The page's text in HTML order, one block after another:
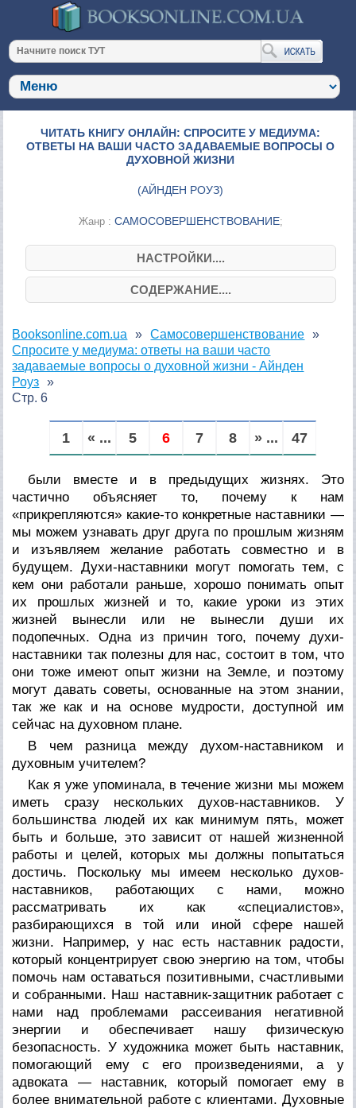
ЧИТАТЬ КНИГУ ОНЛАЙН: СПРОСИТЕ У МЕДИУМА:
ОТВЕТЫ НА ВАШИ ЧАСТО ЗАДАВАЕМЫЕ ВОПРОСЫ О
ДУХОВНОЙ ЖИЗНИ
(АЙНДЕН РОУЗ)
Жанр : САМОСОВЕРШЕНСТВОВАНИЕ;
НАСТРОЙКИ....
СОДЕРЖАНИЕ....
Booksonline.com.ua
Самосовершенствование
Спросите у медиума: ответы на ваши часто
задаваемые вопросы о духовной жизни - Айнден
Роуз
Стр. 6
1 « ... 5 6 7 8 » ... 47
были вместе и в предыдущих жизнях. Это
частично объясняет то, почему к нам
«прикрепляются» какие-то конкретные наставники —
мы можем узнавать друг друга по прошлым жизням
и изъявляем желание работать совместно и в
будущем. Духи-наставники могут помогать тем, с
кем они работали раньше, хорошо понимать опыт
их прошлых жизней и то, какие уроки из этих
жизней вынесли или не вынесли души их
подопечных. Одна из причин того, почему духи-
наставники так полезны для нас, состоит в том, что
они тоже имеют опыт жизни на Земле, и поэтому
могут давать советы, основанные на этом знании,
так же как и на основе мудрости, доступной им
сейчас на духовном плане.
В чем разница между духом-наставником и
духовным учителем?
Как я уже упоминала, в течение жизни мы можем
иметь сразу нескольких духов-наставников. У
большинства людей их как минимум пять, может
быть и больше, это зависит от нашей жизненной
работы и целей, которых мы должны попытаться
достичь. Поскольку мы имеем несколько духов-
наставников, работающих с нами, можно
рассматривать их как «специалистов»,
разбирающихся в той или иной сфере нашей
жизни. Например, у нас есть наставник радости,
который концентрирует свою энергию на том, чтобы
помочь нам оставаться позитивными, счастливыми
и собранными. Наш наставник-защитник работает с
нами над проблемами рассеивания негативной
энергии и обеспечивает нашу физическую
безопасность. У художника может быть наставник,
помогающий ему с его произведениями, а у
адвоката — наставник, который помогает ему в
более внимательной работе с клиентами. Духовные